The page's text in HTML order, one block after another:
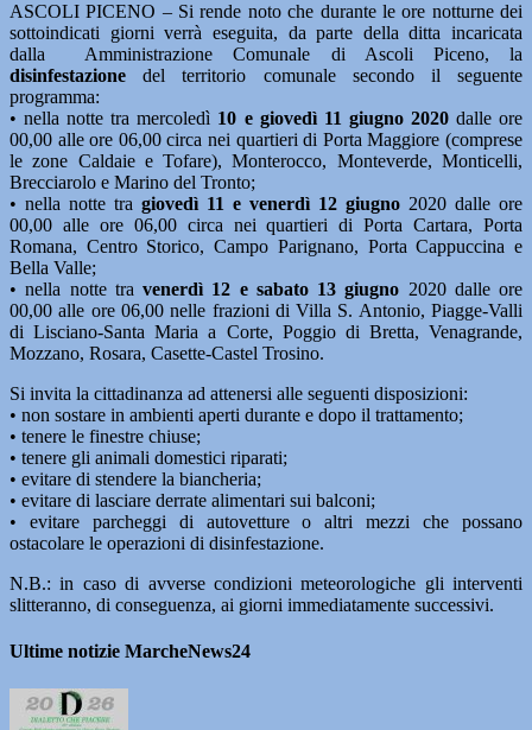
ASCOLI PICENO – Si rende noto che durante le ore notturne dei
sottoindicati giorni verrà eseguita, da parte della ditta incaricata
dalla Amministrazione Comunale di Ascoli Piceno, la
disinfestazione del territorio comunale secondo il seguente
programma:
• nella notte tra mercoledì 10 e giovedì 11 giugno 2020dalle ore
00,00 alle ore 06,00 circa nei quartieri di Porta Maggiore (comprese
le zone Caldaie e Tofare), Monterocco, Monteverde, Monticelli,
Brecciarolo e Marino del Tronto;
• nella notte tra giovedì 11 e venerdì 12 giugno 2020 dalle ore
00,00 alle ore 06,00 circa nei quartieri di Porta Cartara, Porta
Romana, Centro Storico, Campo Parignano, Porta Cappuccina e
Bella Valle;
• nella notte tra venerdì 12 e sabato 13 giugno 2020 dalle ore
00,00 alle ore 06,00 nelle frazioni di Villa S. Antonio, Piagge-Valli
di Lisciano-Santa Maria a Corte, Poggio di Bretta, Venagrande,
Mozzano, Rosara, Casette-Castel Trosino.
Si invita la cittadinanza ad attenersi alle seguenti disposizioni:
• non sostare in ambienti aperti durante e dopo il trattamento;
• tenere le finestre chiuse;
• tenere gli animali domestici riparati;
• evitare di stendere la biancheria;
• evitare di lasciare derrate alimentari sui balconi;
• evitare parcheggi di autovetture o altri mezzi che possano
ostacolare le operazioni di disinfestazione.
N.B.: in caso di avverse condizioni meteorologiche gli interventi
slitteranno, di conseguenza, ai giorni immediatamente successivi.
Ultime notizie MarcheNews24